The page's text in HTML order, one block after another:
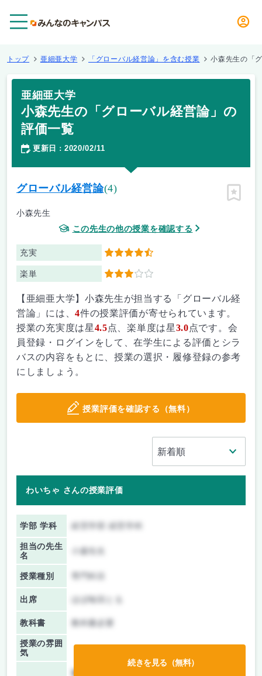
トップ 亜細亜大学 「グローバル経営論」を含む授業 小森先生の「
亜細亜大学
小森先生の「グローバル経営論」の
評価一覧
更新日 ： 2020/02/11
グローバル経営論(4)
小森先生
この先生の他の授業を確認する
充実 4.5
楽単 3
ピン留
【亜細亜大学】小森先生が担当する「グローバル経
営論」には、4件の授業評価が寄せられています。
授業の充実度は星4.5点、楽単度は星3.0点です。会
員登録・ログインをして、在学生による評価とシラ
バスの内容をもとに、授業の選択・履修登録の参考
にしましょう。
授業評価を確認する（無料）
わいちゃ さんの授業評価
学部 学科
担当の先生
名
小森先生
授業種別
出席 ほぼ毎回とる
教科書 教科書必要
授業の雰囲
気
前期/中間：
続きを見る（無料）